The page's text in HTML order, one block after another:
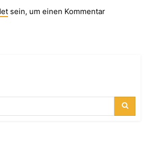
sein, um einen Kommentar